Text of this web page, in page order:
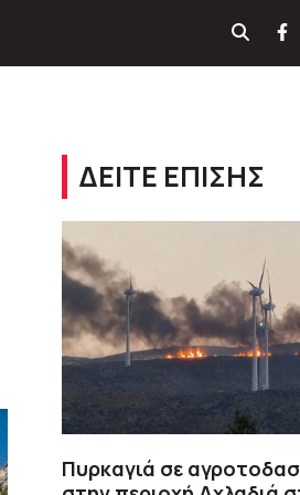
ΔΕΙΤΕ ΕΠΙΣΗΣ
Πυρκαγιά σε